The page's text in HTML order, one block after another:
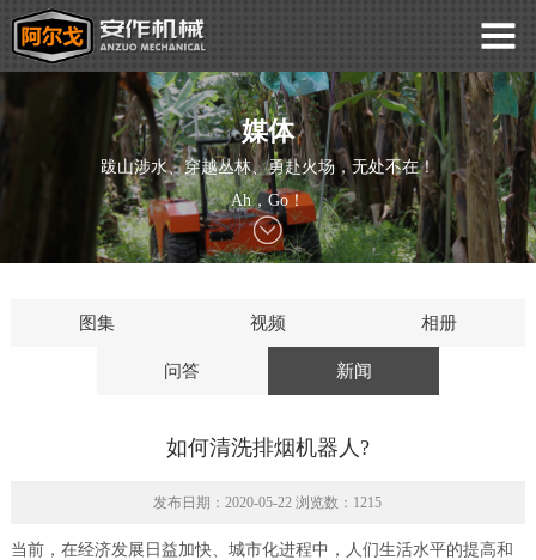
媒体
跋山涉水、穿越丛林、勇赴火场，无处不在！
Ah，Go！
图集 视频 相册
问答 新闻
如何清洗排烟机器人?
发布日期：2020-05-22 浏览数：1215
当前，在经济发展日益加快、城市化进程中，人们生活水平的提高和